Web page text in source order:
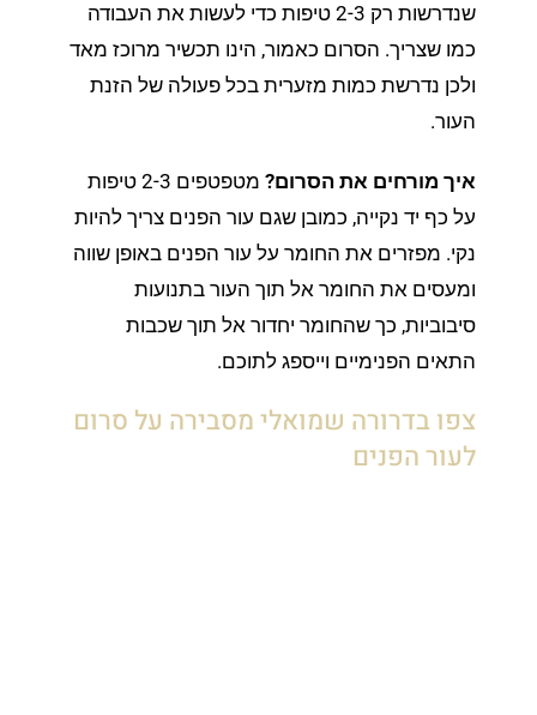
שנדרשות רק 2-3 טיפות כדי לעשות את העבודה
כמו שצריך. הסרום כאמור, הינו תכשיר מרוכז מאד
ולכן נדרשת כמות מזערית בכל פעולה של הזנת
העור.
איך מורחים את הסרום?
מטפטפים 2-3 טיפות
על כף יד נקייה, כמובן שגם עור הפנים צריך להיות
נקי. מפזרים את החומר על עור הפנים באופן שווה
ומעסים את החומר אל תוך העור בתנועות
סיבוביות, כך שהחומר יחדור אל תוך שכבות
התאים הפנימיים וייספג לתוכם.
צפו בדרורה שמואלי מסבירה על סרום
לעור הפנים